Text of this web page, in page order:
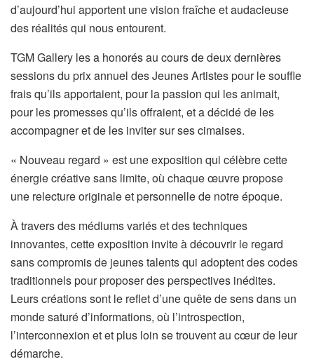
d’aujourd’hui apportent une vision fraîche et audacieuse
des réalités qui nous entourent.
TGM Gallery les a honorés au cours de deux dernières
sessions du prix annuel des Jeunes Artistes pour le souffle
frais qu’ils apportaient, pour la passion qui les animait,
pour les promesses qu’ils offraient, et a décidé de les
accompagner et de les inviter sur ses cimaises.
« Nouveau regard » est une exposition qui célèbre cette
énergie créative sans limite, où chaque œuvre propose
une relecture originale et personnelle de notre époque.
À travers des médiums variés et des techniques
innovantes, cette exposition invite à découvrir le regard
sans compromis de jeunes talents qui adoptent des codes
traditionnels pour proposer des perspectives inédites.
Leurs créations sont le reflet d’une quête de sens dans un
monde saturé d’informations, où l’introspection,
l’interconnexion et et plus loin se trouvent au cœur de leur
démarche.